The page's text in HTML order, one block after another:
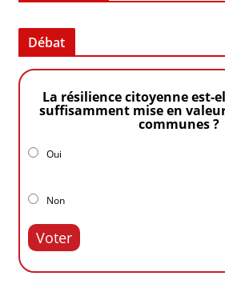
Débat
La résilience citoyenne est-
suffisamment mise en
communes ?
Oui
Non
Voter